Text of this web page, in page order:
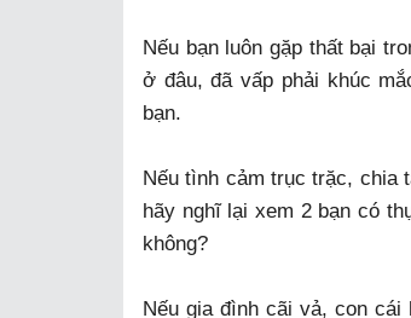
Nếu bạn luôn gặp thất bại
ở đâu, đã vấp phải khúc
bạn.
Nếu tình cảm trục trặc, chia
hãy nghĩ lại xem 2 bạn có
không?
Nếu gia đình cãi vả, con